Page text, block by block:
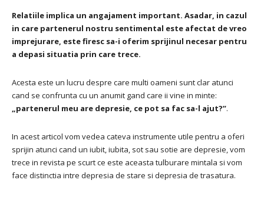
Relatiile implica un angajament important. Asadar, in cazul
in care partenerul nostru sentimental este afectat de vreo
imprejurare, este firesc sa-i oferim sprijinul necesar pentru
a depasi situatia prin care trece.
Acesta este un lucru despre care multi oameni sunt clar atunci
cand se confrunta cu un anumit gand care ii vine in minte:
„partenerul meu are depresie, ce pot sa fac sa-l ajut?”.
In acest articol vom vedea cateva instrumente utile pentru a oferi
sprijin atunci cand un iubit, iubita, sot sau sotie are depresie, vom
trece in revista pe scurt ce este aceasta tulburare mintala si vom
face distinctia intre depresia de stare si depresia de trasatura.